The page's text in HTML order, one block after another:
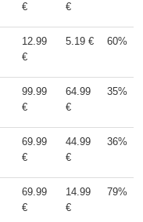
€
€
12.99
€
5.19 € 60%
99.99
€
64.99
€
35%
69.99
€
44.99
€
36%
69.99
€
14.99
€
79%